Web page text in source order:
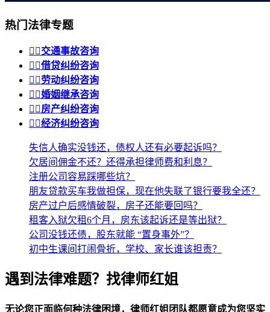
热门法律专题
 交通事故咨询
 借贷纠纷咨询
 劳动纠纷咨询
 婚姻继承咨询
 房产纠纷咨询
 经济纠纷咨询
失信人确实没钱还，债权人还有必要起诉吗？
欠居间佣金不还？还得承担律师费和利息？
注册公司容易踩哪些坑？
朋友贷款买车我做担保，现在他失联了银行要我全还？
房产过户后感情破裂，房子还能要回吗？
租客入狱欠租6个月，房东该起诉还是等出狱？
公司没钱还债，股东就能 “置身事外”？
初中生课间打闹骨折，学校、家长谁该担责？
遇到法律难题？找律师红姐
无论您正面临何种法律困境，律师红姐团队都愿意成为您坚实